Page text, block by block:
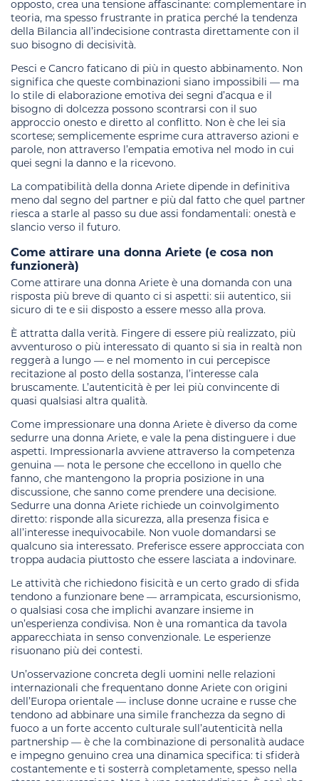
opposto, crea una tensione affascinante: complementare in
teoria, ma spesso frustrante in pratica perché la tendenza
della Bilancia all’indecisione contrasta direttamente con il
suo bisogno di decisività.
Pesci e Cancro faticano di più in questo abbinamento. Non
significa che queste combinazioni siano impossibili — ma
lo stile di elaborazione emotiva dei segni d’acqua e il
bisogno di dolcezza possono scontrarsi con il suo
approccio onesto e diretto al conflitto. Non è che lei sia
scortese; semplicemente esprime cura attraverso azioni e
parole, non attraverso l’empatia emotiva nel modo in cui
quei segni la danno e la ricevono.
La compatibilità della donna Ariete dipende in definitiva
meno dal segno del partner e più dal fatto che quel partner
riesca a starle al passo su due assi fondamentali: onestà e
slancio verso il futuro.
Come attirare una donna Ariete (e cosa non
funzionerà)
Come attirare una donna Ariete è una domanda con una
risposta più breve di quanto ci si aspetti: sii autentico, sii
sicuro di te e sii disposto a essere messo alla prova.
È attratta dalla verità. Fingere di essere più realizzato, più
avventuroso o più interessato di quanto si sia in realtà non
reggerà a lungo — e nel momento in cui percepisce
recitazione al posto della sostanza, l’interesse cala
bruscamente. L’autenticità è per lei più convincente di
quasi qualsiasi altra qualità.
Come impressionare una donna Ariete è diverso da come
sedurre una donna Ariete, e vale la pena distinguere i due
aspetti. Impressionarla avviene attraverso la competenza
genuina — nota le persone che eccellono in quello che
fanno, che mantengono la propria posizione in una
discussione, che sanno come prendere una decisione.
Sedurre una donna Ariete richiede un coinvolgimento
diretto: risponde alla sicurezza, alla presenza fisica e
all’interesse inequivocabile. Non vuole domandarsi se
qualcuno sia interessato. Preferisce essere approcciata con
troppa audacia piuttosto che essere lasciata a indovinare.
Le attività che richiedono fisicità e un certo grado di sfida
tendono a funzionare bene — arrampicata, escursionismo,
o qualsiasi cosa che implichi avanzare insieme in
un’esperienza condivisa. Non è una romantica da tavola
apparecchiata in senso convenzionale. Le esperienze
risuonano più dei contesti.
Un’osservazione concreta degli uomini nelle relazioni
internazionali che frequentano donne Ariete con origini
dell’Europa orientale — incluse donne ucraine e russe che
tendono ad abbinare una simile franchezza da segno di
fuoco a un forte accento culturale sull’autenticità nella
partnership — è che la combinazione di personalità audace
e impegno genuino crea una dinamica specifica: ti sfiderà
costantemente e ti sosterrà completamente, spesso nella